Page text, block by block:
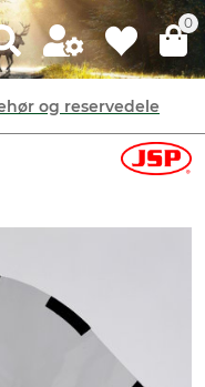
0
og reservedele